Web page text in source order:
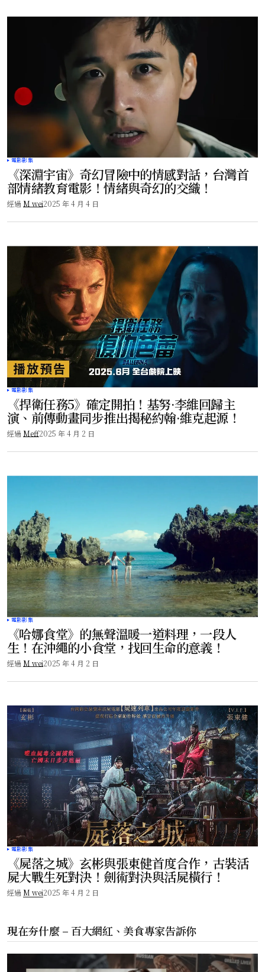
電影影集
《深淵宇宙》奇幻冒險中的情感對話，台灣首
部情緒教育電影！情緒與奇幻的交織！
經過 M wei2025 年 4 月 4 日
電影影集
《捍衛任務5》確定開拍！基努·李維回歸主
演、前傳動畫同步推出揭秘約翰·維克起源！
經過 Meff2025 年 4 月 2 日
電影影集
《哈娜食堂》的無聲溫暖一道料理，一段人
生！在沖繩的小食堂，找回生命的意義！
經過 M wei2025 年 4 月 2 日
電影影集
《屍落之城》玄彬與張東健首度合作，古裝活
屍大戰生死對決！劍術對決與活屍橫行！
經過 M wei2025 年 4 月 2 日
現在夯什麼 – 百大網紅、美食專家告訴你